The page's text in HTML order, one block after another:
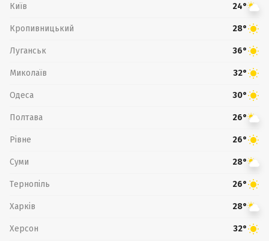
Київ 24°
Кропивницький 28°
Луганськ 36°
Миколаїв 32°
Одеса 30°
Полтава 26°
Рівне 26°
Суми 28°
Тернопіль 26°
Харків 28°
Херсон 32°